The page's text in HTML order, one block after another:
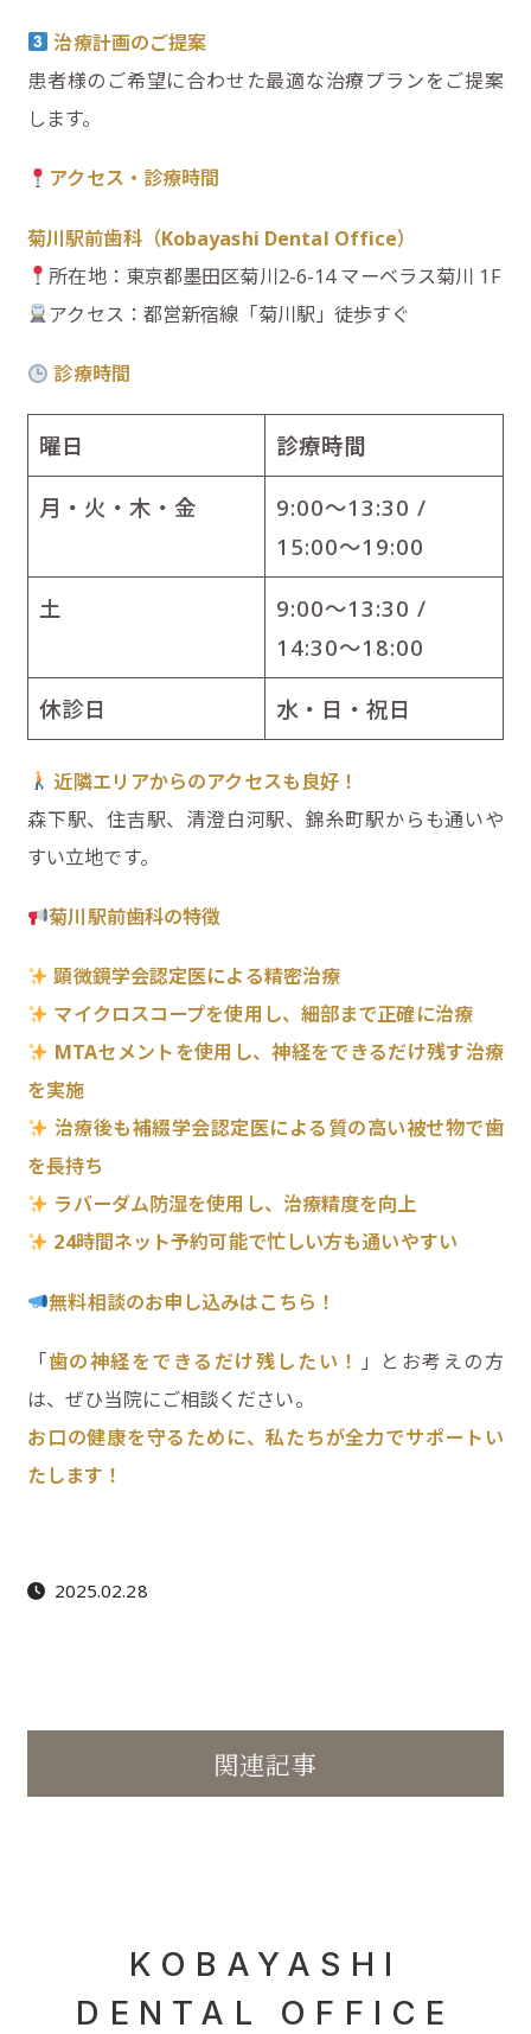
治療計画のご提案
患者様のご希望に合わせた最適な治療プランをご提案
します。
アクセス・診療時間
菊川駅前歯科（Kobayashi Dental Office）
所在地：東京都墨田区菊川2-6-14 マーベラス菊川 1F
アクセス：都営新宿線「菊川駅」徒歩すぐ
診療時間
曜日 診療時間
月・火・木・金
9:00～13:30 /
15:00～19:00
土
9:00～13:30 /
14:30～18:00
休診日 水・日・祝日
近隣エリアからのアクセスも良好！
森下駅、住吉駅、清澄白河駅、錦糸町駅からも通いや
すい立地です。
菊川駅前歯科の特徴
顕微鏡学会認定医による精密治療
マイクロスコープを使用し、細部まで正確に治療
MTAセメントを使用し、神経をできるだけ残す治療
を実施
治療後も補綴学会認定医による質の高い被せ物で歯
を長持ち
ラバーダム防湿を使用し、治療精度を向上
24時間ネット予約可能で忙しい方も通いやすい
無料相談のお申し込みはこちら！
「歯の神経をできるだけ残したい！ 」とお考えの方
は、ぜひ当院にご相談ください。
お口の健康を守るために、私たちが全力でサポートい
たします！
2025.02.28
関連記事
KOBAYASHI
DENTAL OFFICE